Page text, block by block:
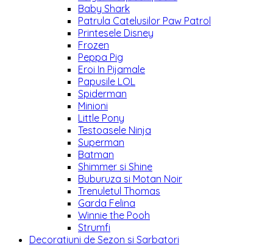
Baby Shark
Patrula Catelusilor Paw Patrol
Printesele Disney
Frozen
Peppa Pig
Eroi In Pijamale
Papusile LOL
Spiderman
Minioni
Little Pony
Testoasele Ninja
Superman
Batman
Shimmer si Shine
Buburuza si Motan Noir
Trenuletul Thomas
Garda Felina
Winnie the Pooh
Strumfi
Decoratiuni de Sezon si Sarbatori